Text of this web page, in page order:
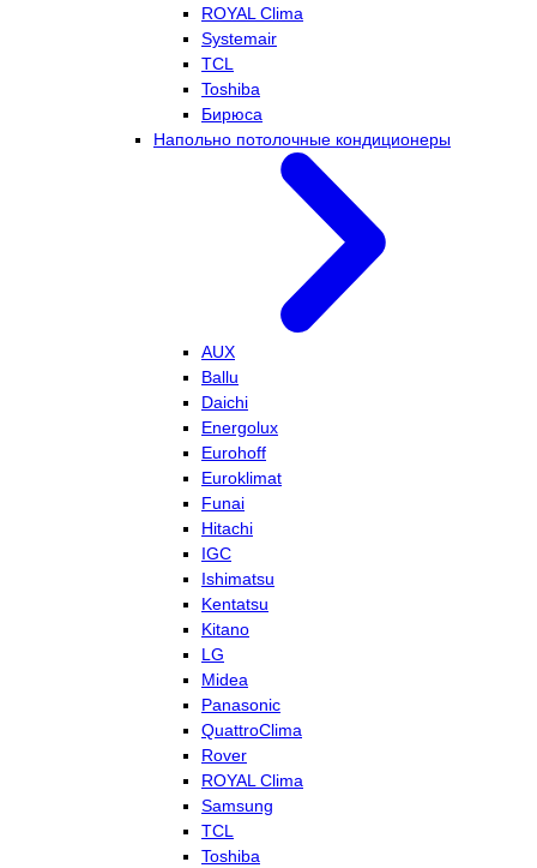
ROYAL Clima
Systemair
TCL
Toshiba
Бирюса
Напольно потолочные кондиционеры
AUX
Ballu
Daichi
Energolux
Eurohoff
Euroklimat
Funai
Hitachi
IGC
Ishimatsu
Kentatsu
Kitano
LG
Midea
Panasonic
QuattroClima
Rover
ROYAL Clima
Samsung
TCL
Toshiba